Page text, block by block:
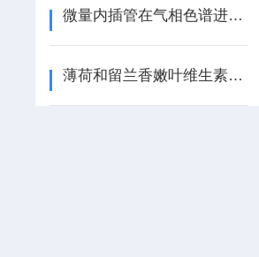
微量内插管在气相色谱进样技术中的应用原理与优势分析
薄荷和留兰香嫩叶维生素种类及含量研究